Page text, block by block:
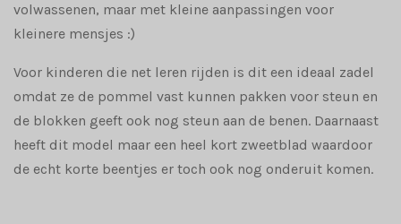
volwassenen, maar met kleine aanpassingen voor
kleinere mensjes :)
Voor kinderen die net leren rijden is dit een ideaal zadel
omdat ze de pommel vast kunnen pakken voor steun en
de blokken geeft ook nog steun aan de benen. Daarnaast
heeft dit model maar een heel kort zweetblad waardoor
de echt korte beentjes er toch ook nog onderuit komen.